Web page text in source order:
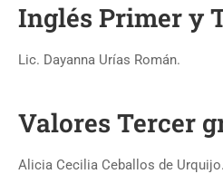
Inglés Primer y
Lic. Dayanna Urías Román.
Valores Tercer
Alicia Cecilia Ceballos de Urquijo.